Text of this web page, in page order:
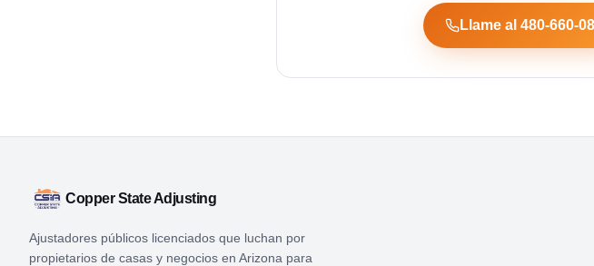
Llame al 480-660-
Copper State Adjusting
Ajustadores públicos licenciados que luchan por
propietarios de casas y negocios en Arizona para